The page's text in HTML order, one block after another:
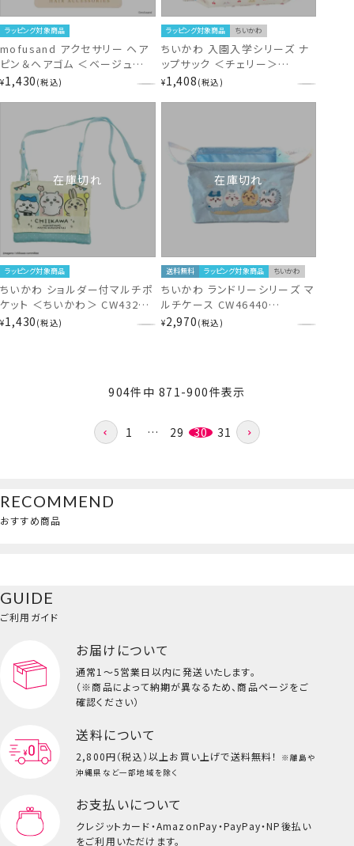
ラッピング対象商品
mofusand アクセサリー ヘア
ピン＆ヘアゴム ＜ベージュ＞
MD46836 モフサンド
¥1,430 税込
ラッピング対象商品 ちいかわ
ちいかわ 入園入学シリーズ ナ
ップサック ＜チェリー＞
CW02898 chiikawa
¥1,408 税込
在庫切れ
ラッピング対象商品
ちいかわ ショルダー付マルチポ
ケット ＜ちいかわ＞ CW43205
chiikawa
¥1,430 税込
在庫切れ
送料無料 ラッピング対象商品 ちいかわ
ちいかわ ランドリーシリーズ マ
ルチケース CW46440
chiikawa
¥2,970 税込
904件中 871-900件表示
1 … 29 30 31
RECOMMEND
おすすめ商品
GUIDE
ご利用ガイド
お届けについて
通常1～5営業日以内に発送いたします。
（※商品によって納期が異なるため、商品ページをご
確認ください）
送料について
2,800円（税込）以上お買い上げで送料無料！
※離島や
沖縄県など一部地域を除く
お支払いについて
クレジットカード・AmazonPay・PayPay・NP後払い
をご利用いただけます。